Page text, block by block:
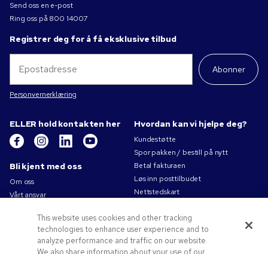
Send oss en e-post
Ring oss på 800 14007
Registrer deg for å få eksklusive tilbud
Abonner
Personvernerklæring
ELLER hold kontakten her
Bli kjent med oss
Om oss
Vårt ansvar
Bruksvilkår
Salgsbetingelser
Jobb for Pens.com
Hvordan kan vi hjelpe deg?
Kundestøtte
Spor pakken / bestill på nytt
Betal fakturaen
Løs inn posttilbudet
Nettstedskart
This website uses cookies and other tracking
technologies to enhance user experience and to
analyze performance and traffic on our website.
We also share information about your use of our